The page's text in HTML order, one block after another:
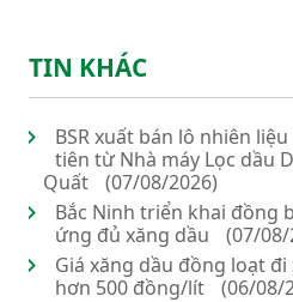
TIN KHÁC
BSR xuất bán lô nhiên
tiên từ Nhà máy Lọc dầu
Quất
(07/08/2026)
Bắc Ninh triển khai đồng
ứng đủ xăng dầu
(07/08/
Giá xăng dầu đồng loạt
hơn 500 đồng/lít
(06/08/